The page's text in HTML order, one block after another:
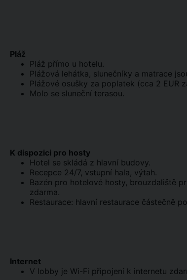
Pláž
Pláž přímo u hotelu.
Plážová lehátka, slunečníky a matrace
Plážové osušky za poplatek (cca 2 EUR
Molo se sluneční terasou.
K dispozici pro hosty
Hotel se skládá z hlavní budovy.
Recepce 24/7, vstupní hala, výtah.
Bazén pro hotelové hosty, brouzdaliště
zdarma.
Restaurace: hlavní restaurace částečně
Internet
V lobby je Wi-Fi připojení k internetu